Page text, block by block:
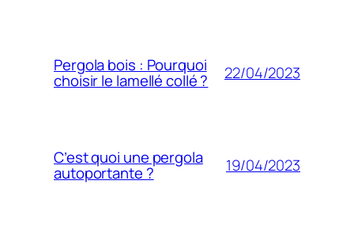
Pergola bois : Pourquoi
choisir le lamellé collé ? 22/04/2023
C’est quoi une pergola
autoportante ? 19/04/2023